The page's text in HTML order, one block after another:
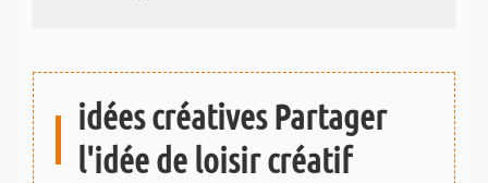
idées créatives Partager
l'idée de loisir créatif